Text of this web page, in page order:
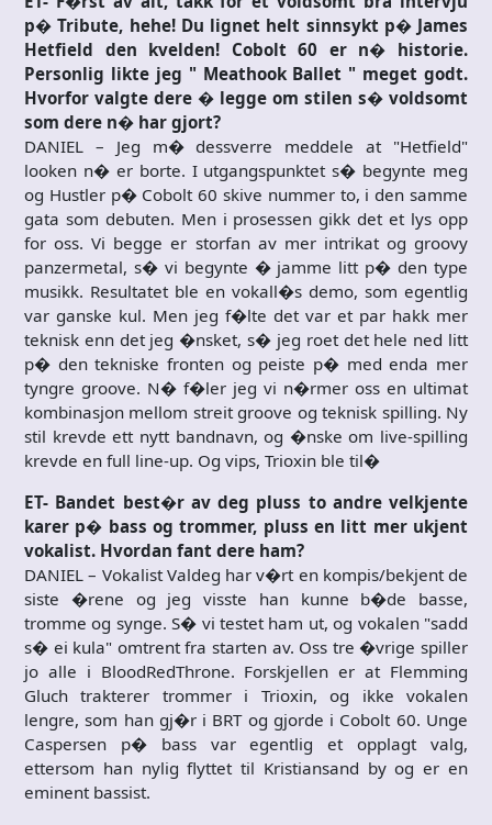
p� Tribute, hehe! Du lignet helt sinnsykt p� James
Hetfield den kvelden! Cobolt 60 er n� historie.
Personlig likte jeg " Meathook Ballet " meget godt.
Hvorfor valgte dere � legge om stilen s� voldsomt
som dere n� har gjort?
DANIEL – Jeg m� dessverre meddele at "Hetfield"
looken n� er borte. I utgangspunktet s� begynte meg
og Hustler p� Cobolt 60 skive nummer to, i den samme
gata som debuten. Men i prosessen gikk det et lys opp
for oss. Vi begge er storfan av mer intrikat og groovy
panzermetal, s� vi begynte � jamme litt p� den type
musikk. Resultatet ble en vokall�s demo, som egentlig
var ganske kul. Men jeg f�lte det var et par hakk mer
teknisk enn det jeg �nsket, s� jeg roet det hele ned litt
p� den tekniske fronten og peiste p� med enda mer
tyngre groove. N� f�ler jeg vi n�rmer oss en ultimat
kombinasjon mellom streit groove og teknisk spilling. Ny
stil krevde ett nytt bandnavn, og �nske om live-spilling
krevde en full line-up. Og vips, Trioxin ble til�
ET- Bandet best�r av deg pluss to andre velkjente
karer p� bass og trommer, pluss en litt mer ukjent
vokalist. Hvordan fant dere ham?
DANIEL – Vokalist Valdeg har v�rt en kompis/bekjent de
siste �rene og jeg visste han kunne b�de basse,
tromme og synge. S� vi testet ham ut, og vokalen "sadd
s� ei kula" omtrent fra starten av. Oss tre �vrige spiller
jo alle i BloodRedThrone. Forskjellen er at Flemming
Gluch trakterer trommer i Trioxin, og ikke vokalen
lengre, som han gj�r i BRT og gjorde i Cobolt 60. Unge
Caspersen p� bass var egentlig et opplagt valg,
ettersom han nylig flyttet til Kristiansand by og er en
eminent bassist.